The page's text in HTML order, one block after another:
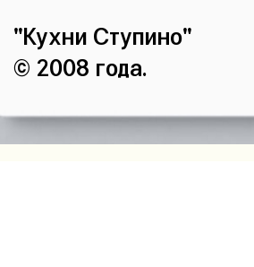
"Кухни Ступино"
© 2008 года.